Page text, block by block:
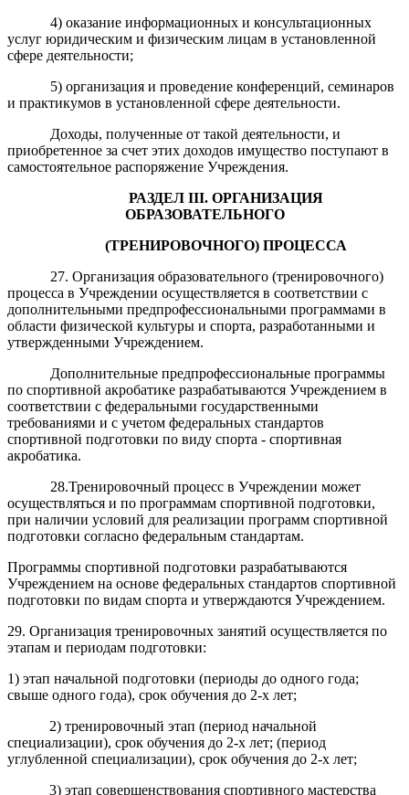
4) оказание информационных и консультационных
услуг юридическим и физическим лицам в установленной
сфере деятельности;
5) организация и проведение конференций, семинаров
и практикумов в установленной сфере деятельности.
Доходы, полученные от такой деятельности, и
приобретенное за счет этих доходов имущество поступают в
самостоятельное распоряжение Учреждения.
РАЗДЕЛ III. ОРГАНИЗАЦИЯ
ОБРАЗОВАТЕЛЬНОГО
(ТРЕНИРОВОЧНОГО)ПРОЦЕССА
27. Организация образовательного (тренировочного)
процесса в Учреждении осуществляется в соответствии с
дополнительными предпрофессиональными программами в
области физической культуры и спорта, разработанными и
утвержденными Учреждением.
Дополнительные предпрофессиональные программы
по спортивной акробатике разрабатываются Учреждением в
соответствии с федеральными государственными
требованиями и с учетом федеральных стандартов
спортивной подготовки по виду спорта - спортивная
акробатика.
28.Тренировочный процесс в Учреждении может
осуществляться и по программам спортивной подготовки,
при наличии условий для реализации программ спортивной
подготовки согласно федеральным стандартам.
Программы спортивной подготовки разрабатываются
Учреждением на основе федеральных стандартов спортивной
подготовки по видам спорта и утверждаются Учреждением.
29. Организация тренировочных занятий осуществляется по
этапам и периодам подготовки:
1) этап начальной подготовки (периоды до одного года;
свыше одного года), срок обучения до 2-х лет;
2) тренировочный этап (период начальной
специализации), срок обучения до 2-х лет; (период
углубленной специализации), срок обучения до 2-х лет;
3) этап совершенствования спортивного мастерства